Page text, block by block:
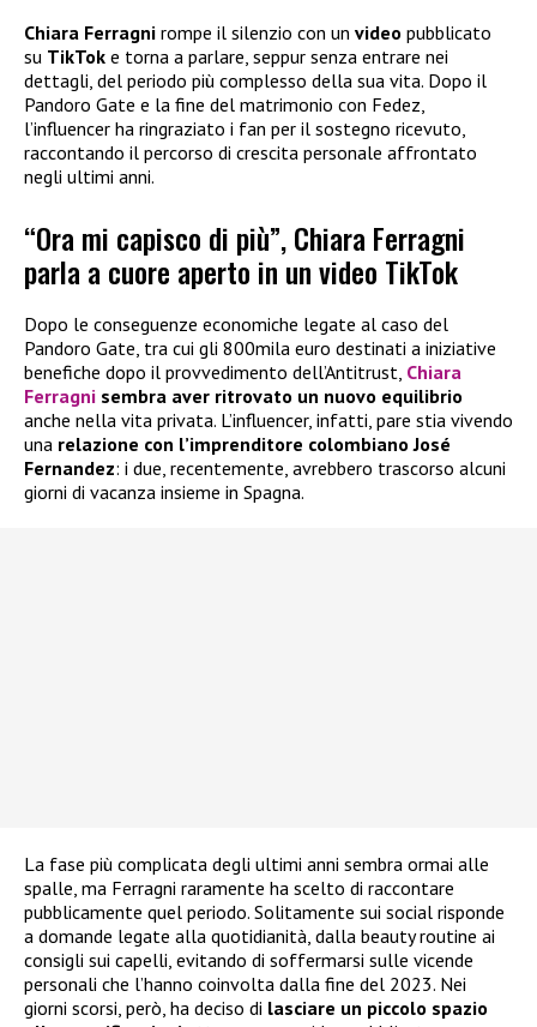
Chiara Ferragni rompe il silenzio con un video pubblicato
su TikTok e torna a parlare, seppur senza entrare nei
dettagli, del periodo più complesso della sua vita. Dopo il
Pandoro Gate e la fine del matrimonio con Fedez,
l’influencer ha ringraziato i fan per il sostegno ricevuto,
raccontando il percorso di crescita personale affrontato
negli ultimi anni.
“Ora mi capisco di più”, Chiara Ferragni
parla a cuore aperto in un video TikTok
Dopo le conseguenze economiche legate al caso del
Pandoro Gate, tra cui gli 800mila euro destinati a iniziative
benefiche dopo il provvedimento dell’Antitrust, Chiara
Ferragni sembra aver ritrovato un nuovo equilibrio
anche nella vita privata. L’influencer, infatti, pare stia vivendo
una relazione con l’imprenditore colombiano José
Fernandez: i due, recentemente, avrebbero trascorso alcuni
giorni di vacanza insieme in Spagna.
La fase più complicata degli ultimi anni sembra ormai alle
spalle, ma Ferragni raramente ha scelto di raccontare
pubblicamente quel periodo. Solitamente sui social risponde
a domande legate alla quotidianità, dalla beauty routine ai
consigli sui capelli, evitando di soffermarsi sulle vicende
personali che l’hanno coinvolta dalla fine del 2023. Nei
giorni scorsi, però, ha deciso di lasciare un piccolo spazio